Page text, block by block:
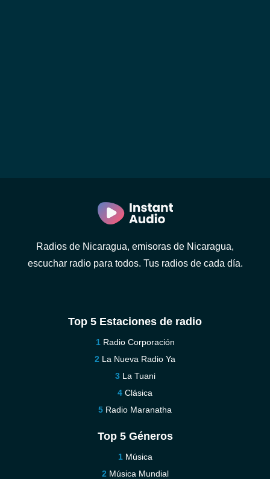
Radios de Nicaragua, emisoras de Nicaragua,
escuchar radio para todos. Tus radios de cada día.
Top 5 Estaciones de radio
Radio Corporación
La Nueva Radio Ya
La Tuani
Clásica
Radio Maranatha
Top 5 Géneros
Música
Música Mundial